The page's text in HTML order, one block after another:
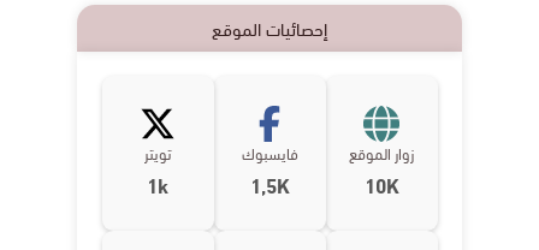
إحصائيات الموقع
زوار الموقع
10K
فايسبوك
1,5K
تويتر
1k